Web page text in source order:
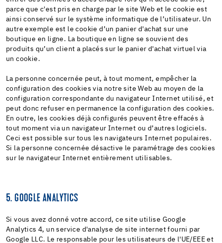
parce que c'est pris en charge par le site Web et le cookie est
ainsi conservé sur le système informatique de l’utilisateur. Un
autre exemple est le cookie d’un panier d'achat sur une
boutique en ligne. La boutique en ligne se souvient des
produits qu’un client a placés sur le panier d'achat virtuel via
un cookie.
La personne concernée peut, à tout moment, empêcher la
configuration des cookies via notre site Web au moyen de la
configuration correspondante du navigateur Internet utilisé, et
peut donc refuser en permanence la configuration des cookies.
En outre, les cookies déjà configurés peuvent être effacés à
tout moment via un navigateur Internet ou d’autres logiciels.
Ceci est possible sur tous les navigateurs Internet populaires.
Si la personne concernée désactive le paramétrage des cookies
sur le navigateur Internet entièrement utilisables.
5. GOOGLE ANALYTICS
Si vous avez donné votre accord, ce site utilise Google
Analytics 4, un service d'analyse de site internet fourni par
Google LLC. Le responsable pour les utilisateurs de l'UE/EEE et